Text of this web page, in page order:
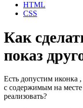
HTML
CSS
Как
показ
Есть допустим иконка
с содержимым на
реализовать?